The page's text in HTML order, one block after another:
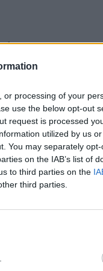
or processing of your
use the below opt-out
request is processed
utilized by us
You may separately
on the IAB’s list of
to third parties on the
third parties.
da passare
barbecue
di
sciogliendo i
mondo per le
con i
finale dei